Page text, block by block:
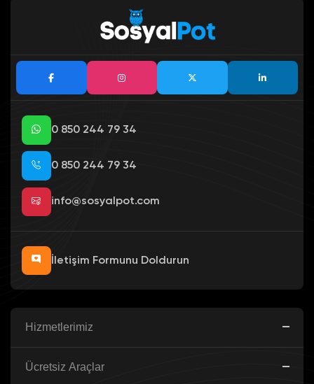
0 850 244 79 34
0 850 244 79 34
info@sosyalpot.com
İletişim Formunu Doldurun
Hizmetlerimiz
Ücretsiz Araçlar